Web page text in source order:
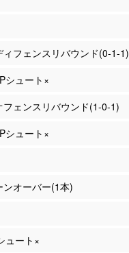
ィフェンスリバウンド(0-1-1)
シュート×
フェンスリバウンド(1-0-1)
シュート×
オーバー(1本)
ュート×